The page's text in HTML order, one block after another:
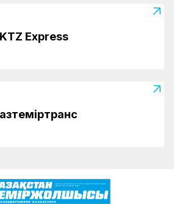
KTZ Express
Қазтеміртранс